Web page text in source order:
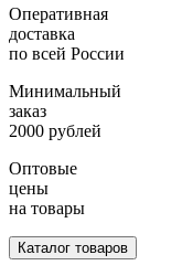
Оперативная
доставка
по всей России
Минимальный
заказ
2000 рублей
Оптовые
цены
на товары
Каталог товаров